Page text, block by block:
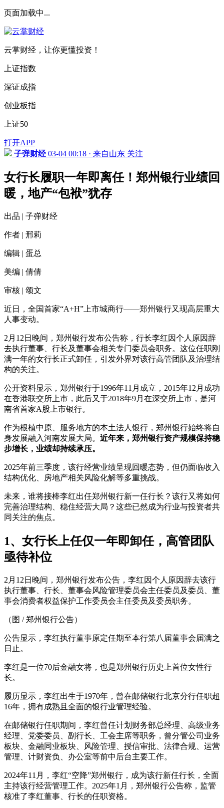
页面加载中...
云掌财经，让你更懂投资！
上证指数
深证成指
创业板指
上证50
打开APP
子弹财经 03-04 00:18 · 来自山东 关注
女行长履职一年即离任！郑州银行业绩回
暖，地产“包袱”犹存
出品 | 子弹财经
作者 | 邢莉
编辑 | 蛋总
美编 | 倩倩
审核 | 颂文
近日，全国首家“A+H”上市城商行——郑州银行又现高层重大
人事变动。
2月12日晚间，郑州银行发布公告称，行长李红因个人原因辞
去执行董事、行长及董事会相关专门委员会职务。这位任职刚
满一年的女行长正式卸任，引发外界对该行高管团队及治理结
构的关注。
公开资料显示，郑州银行于1996年11月成立，2015年12月成功
在香港联交所上市，此后又于2018年9月在深交所上市，是河
南省首家A股上市银行。
作为根植中原、服务地方的本土法人银行，郑州银行始终将自
身发展融入河南发展大局。 近年来，郑州银行资产规模保持稳
步增长，业绩却持续承压。
2025年前三季度，该行经营业绩呈现回暖态势，但仍面临收入
结构优化、房地产相关风险化解等多重挑战。
未来，谁将接棒李红出任郑州银行新一任行长？该行又将如何
完善治理结构、稳住经营大局？这些已然成为行业与投资者共
同关注的焦点。
1、 女行长上任仅一年即卸任，高管团队
亟待补位
2月12日晚间，郑州银行发布公告，李红因个人原因辞去该行
执行董事、行长、董事会风险管理委员会主任委员及委员、董
事会消费者权益保护工作委员会主任委员及委员职务。
（图 / 郑州银行公告）
公告显示，李红执行董事原定任期至本行第八届董事会届满之
日止。
李红是一位70后金融女将，也是郑州银行历史上首位女性行
长。
履历显示，李红出生于1970年，曾在邮储银行北京分行任职超
16年，拥有成熟且全面的银行业管理经验。
在邮储银行任职期间，李红曾任计划财务部总经理、高级业务
经理、党委委员、副行长、工会主席等职务，曾分管公司业务
板块、金融同业板块、风险管理、授信审批、法律合规、运营
管理、计财资负、办公室等前中后台主要工作。
2024年11月，李红“空降”郑州银行，成为该行新任行长，全面
主持该行经营管理工作。2025年1月，郑州银行公告称，监管
核准了李红董事、行长的任职资格。